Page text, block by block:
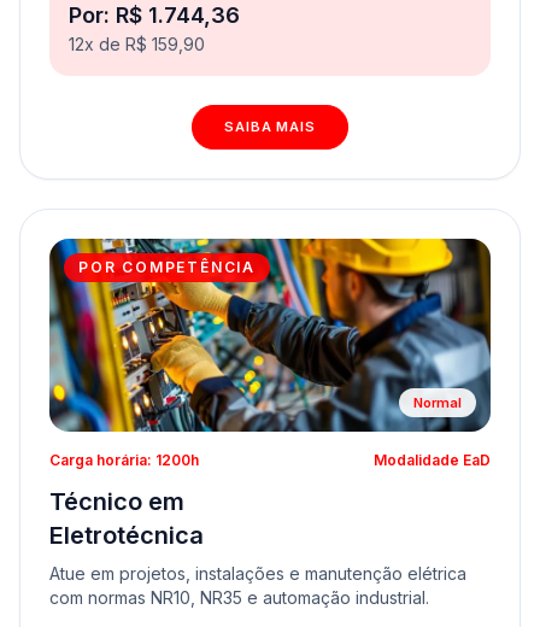
Por: R$ 1.744,36
12x de R$ 159,90
SAIBA MAIS
POR COMPETÊNCIA
Normal
Carga horária: 1200h Modalidade EaD
Técnico em
Eletrotécnica
Atue em projetos, instalações e manutenção elétrica
com normas NR10, NR35 e automação industrial.